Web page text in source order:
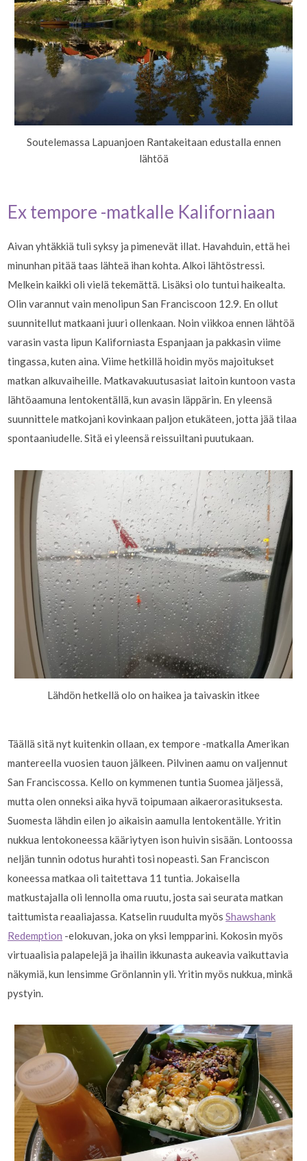
Soutelemassa Lapuanjoen Rantakeitaan edustalla ennen
lähtöä
Ex tempore -matkalle Kaliforniaan
Aivan yhtäkkiä tuli syksy ja pimenevät illat. Havahduin, että hei
minunhan pitää taas lähteä ihan kohta. Alkoi lähtöstressi.
Melkein kaikki oli vielä tekemättä. Lisäksi olo tuntui haikealta.
Olin varannut vain menolipun San Franciscoon 12.9. En ollut
suunnitellut matkaani juuri ollenkaan. Noin viikkoa ennen lähtöä
varasin vasta lipun Kaliforniasta Espanjaan ja pakkasin viime
tingassa, kuten aina. Viime hetkillä hoidin myös majoitukset
matkan alkuvaiheille. Matkavakuutusasiat laitoin kuntoon vasta
lähtöaamuna lentokentällä, kun avasin läppärin. En yleensä
suunnittele matkojani kovinkaan paljon etukäteen, jotta jää tilaa
spontaaniudelle. Sitä ei yleensä reissuiltani puutukaan.
Lähdön hetkellä olo on haikea ja taivaskin itkee
Täällä sitä nyt kuitenkin ollaan, ex tempore -matkalla Amerikan
mantereella vuosien tauon jälkeen. Pilvinen aamu on valjennut
San Franciscossa. Kello on kymmenen tuntia Suomea jäljessä,
mutta olen onneksi aika hyvä toipumaan aikaerorasituksesta.
Suomesta lähdin eilen jo aikaisin aamulla lentokentälle. Yritin
nukkua lentokoneessa kääriytyen ison huivin sisään. Lontoossa
neljän tunnin odotus hurahti tosi nopeasti. San Franciscon
koneessa matkaa oli taitettava 11 tuntia. Jokaisella
matkustajalla oli lennolla oma ruutu, josta sai seurata matkan
taittumista reaaliajassa. Katselin ruudulta myösShawshank
Redemption -elokuvan, joka on yksi lempparini. Kokosin myös
virtuaalisia palapelejä ja ihailin ikkunasta aukeavia vaikuttavia
näkymiä, kun lensimme Grönlannin yli. Yritin myös nukkua, minkä
pystyin.